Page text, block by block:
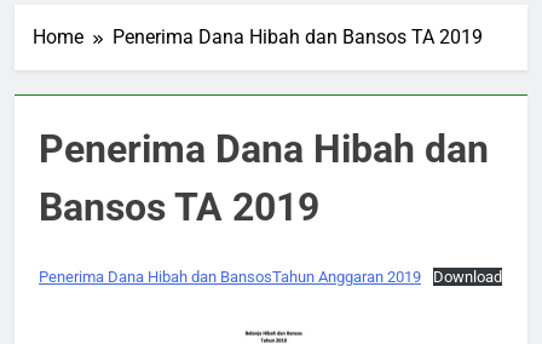
Home Penerima Dana Hibah dan Bansos TA 2019
Penerima Dana Hibah dan
Bansos TA 2019
Penerima Dana Hibah dan BansosTahun Anggaran 2019 Download